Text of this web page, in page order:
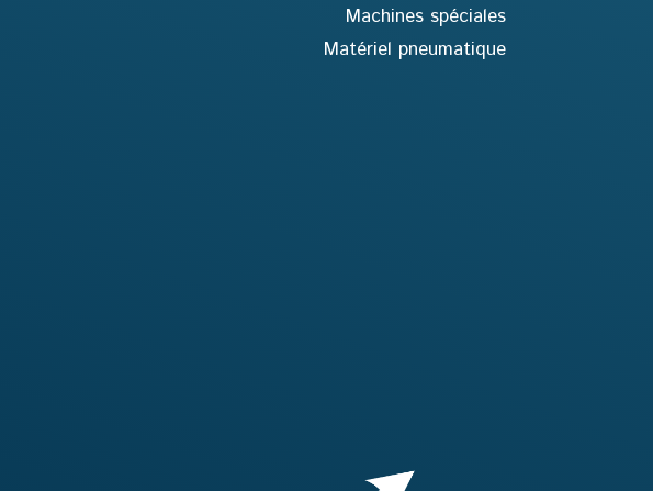
Machines spéciales
Matériel pneumatique